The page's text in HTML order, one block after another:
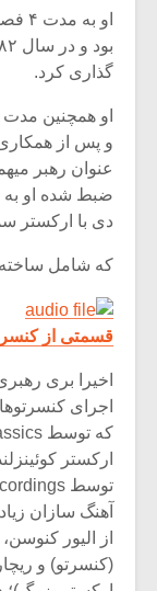
او
گذاری کرد.
او همچنین مدت
عنوان رهبر
ضبط شده او به
دی با ارکستر
که شامل
قسمتی از کنسرتو هورن
اخیرا بری
اجرای
ارکستر
توسط Melba Recordings ضبط شد را به عهده داشت.
آهنگ سازان
از الیور
(کنسرتو) و